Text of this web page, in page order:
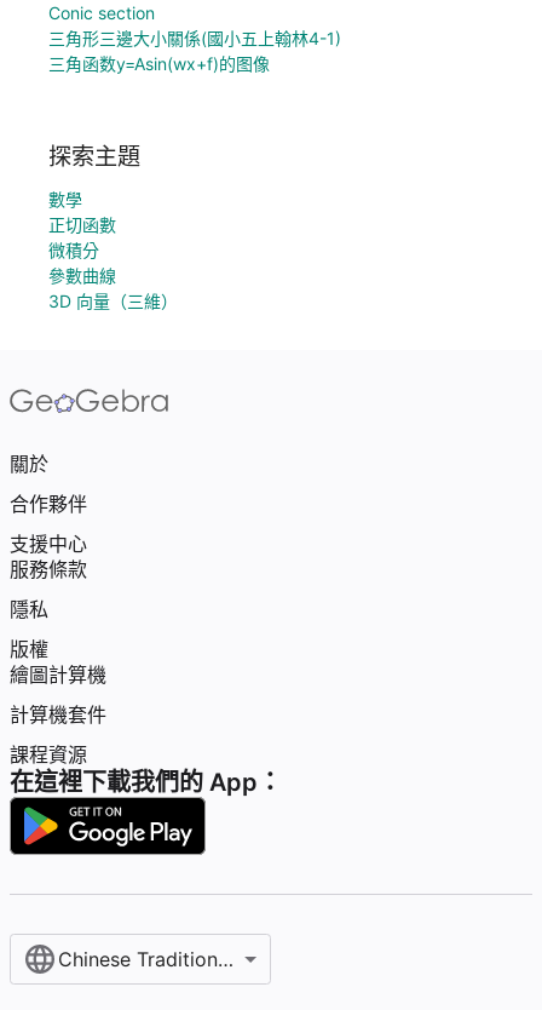
Conic section
三角形三邊大小關係(國小五上翰林4-1)
三角函数y=Asin(wx+f)的图像
探索主題
數學
正切函數
微積分
參數曲線
3D 向量（三維）
關於
合作夥伴
支援中心
服務條款
隱私
版權
繪圖計算機
計算機套件
課程資源
在這裡下載我們的 App：
Chinese Traditional / 繁體中文